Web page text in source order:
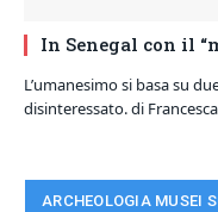
In Senegal con il
L’umanesimo si basa su
disinteressato. di
ARCHEOLOGIA MUSEI